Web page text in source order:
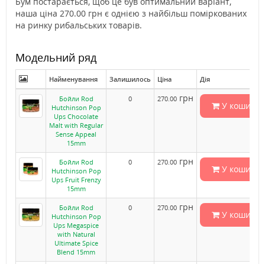
наша ціна 270.00 грн є однією з найбільш поміркованих
на ринку рибальських товарів.
Модельний ряд
Найменування Залишилось Ціна Дія
Бойли Rod
Hutchinson Pop
Ups Chocolate
Malt with Regular
Sense Appeal
15mm
0 270.00 грн
У кошик
Бойли Rod
Hutchinson Pop
Ups Fruit Frenzy
15mm
0 270.00 грн
У кошик
Бойли Rod
Hutchinson Pop
Ups Megaspice
with Natural
Ultimate Spice
Blend 15mm
0 270.00 грн
У кошик